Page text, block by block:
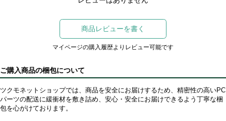
商品レビューを書く
マイページの購入履歴よりレビュー可能です
ご購入商品の梱包について
ツクモネットショップでは、商品を安全にお届けするため、精密性の高いPC
パーツの配送に緩衝材を敷き詰め、安心・安全にお届けできるよう丁寧な梱
包を心がけております。